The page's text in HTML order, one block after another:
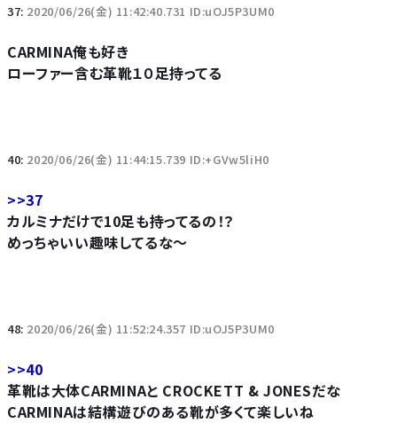
37: 2020/06/26(金) 11:42:40.731 ID:uOJ5P3UM0
CARMINA俺も好き
ローファー含む革靴１０足持ってる
40: 2020/06/26(金) 11:44:15.739 ID:+GVw5liH0
>>37
カルミナだけで10足も持ってるの！？
めっちゃいい趣味してるな～
48: 2020/06/26(金) 11:52:24.357 ID:uOJ5P3UM0
>>40
革靴は大体CARMINAと CROCKETT & JONESだな
CARMINAは結構遊びのある靴が多くて楽しいね